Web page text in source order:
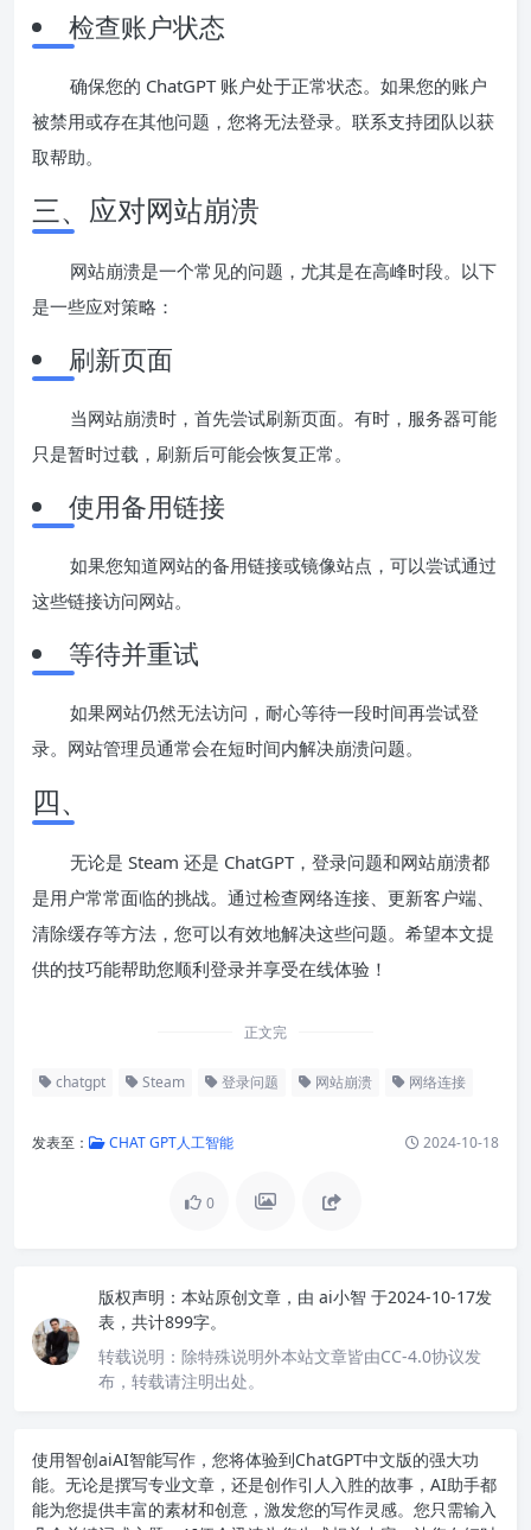
检查账户状态
确保您的 ChatGPT 账户处于正常状态。如果您的账户
被禁用或存在其他问题，您将无法登录。联系支持团队以获
取帮助。
三、应对网站崩溃
网站崩溃是一个常见的问题，尤其是在高峰时段。以下
是一些应对策略：
刷新页面
当网站崩溃时，首先尝试刷新页面。有时，服务器可能
只是暂时过载，刷新后可能会恢复正常。
使用备用链接
如果您知道网站的备用链接或镜像站点，可以尝试通过
这些链接访问网站。
等待并重试
如果网站仍然无法访问，耐心等待一段时间再尝试登
录。网站管理员通常会在短时间内解决崩溃问题。
四、
无论是 Steam 还是 ChatGPT，登录问题和网站崩溃都
是用户常常面临的挑战。通过检查网络连接、更新客户端、
清除缓存等方法，您可以有效地解决这些问题。希望本文提
供的技巧能帮助您顺利登录并享受在线体验！
正文完
chatgpt Steam 登录问题 网站崩溃 网络连接
发表至： CHAT GPT人工智能 2024-10-18
0
版权声明： 本站原创文章，由 ai小智 于2024-10-17发
表，共计899字。
转载说明： 除特殊说明外本站文章皆由CC-4.0协议发
布，转载请注明出处。
使用智创aiAI智能写作 ，您将体验到ChatGPT中文版的强大功
能。无论是撰写专业文章，还是创作引人入胜的故事，AI助手都
能为您提供丰富的素材和创意，激发您的写作灵感。您只需输入